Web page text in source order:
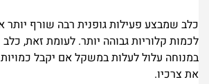
כלב שמבצע פעילות גופנית רבה שורף יותר
לכמות קלוריות גבוהה יותר. לעומת זאת,
במנוחה עלול לעלות במשקל אם יקבל
את צרכיו.